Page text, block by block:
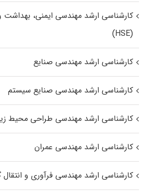
کارشناسی ارشد مهندسی ایمنی،
(HSE)
کارشناسی ارشد مهندسی صنایع
کارشناسی ارشد مهندسی صنایع سیستم
کارشناسی ارشد مهندسی طراحی محیط
کارشناسی ارشد مهندسی عمران
کارشناسی ارشد مهندسی فرآوری و انتقال